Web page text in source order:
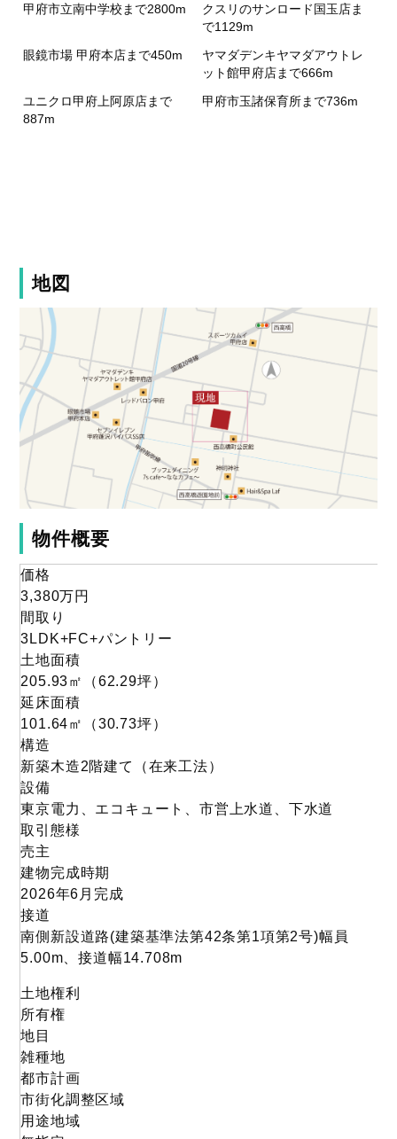
甲府市立南中学校まで2800m
クスリのサンロード国玉店ま
で1129m
眼鏡市場 甲府本店まで450m
ヤマダデンキヤマダアウトレ
ット館甲府店まで666m
ユニクロ甲府上阿原店まで
887m
甲府市玉諸保育所まで736m
地図
物件概要
価格
3,380万円
間取り
3LDK+FC+パントリー
土地面積
205.93㎡ （62.29坪）
延床面積
101.64㎡
（30.73坪）
構造
新築木造2階建て（在来工法）
設備
東京電力、エコキュート、市営上水道、下水道
取引態様
売主
建物完成時期
2026年6月完成
接道
南側新設道路(建築基準法第42条第1項第2号)幅員
5.00m、接道幅14.708m
土地権利
所有権
地目
雑種地
都市計画
市街化調整区域
用途地域